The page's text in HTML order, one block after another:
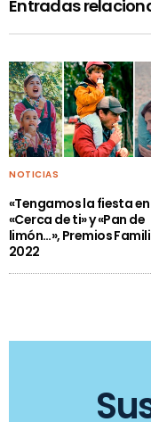
Entradas
NOTICIAS
«Tengamos la fiesta
«Cerca de ti» y «Pan de
limón…», Premios
2022